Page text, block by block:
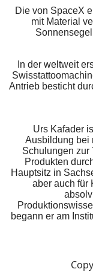
Die von SpaceX
mit Material
In der weltweit
Antrieb besticht
Urs Kafader
Ausbildung bei
Schulungen zur
Produkten
Hauptsitz in
aber auch für
begann er am